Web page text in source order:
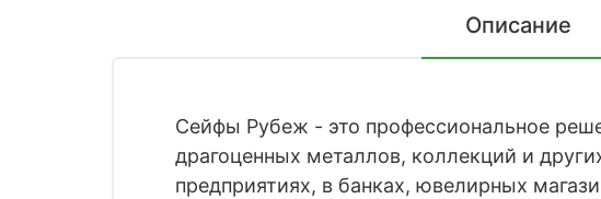
Описание
Сейфы Рубеж - это профессиональное
драгоценных металлов, коллекций и
предприятиях, в банках, ювелирных